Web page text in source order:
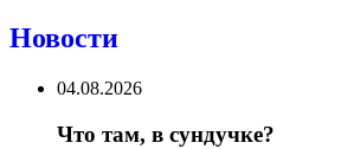
Новости
04.08.2026
Что там, в сундучке?